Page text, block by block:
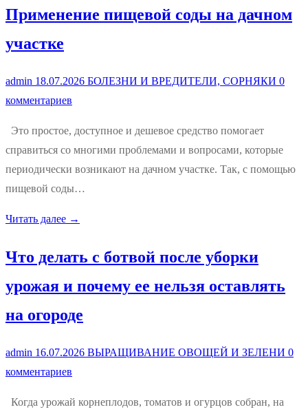
Применение пищевой соды на дачном
участке
admin 18.07.2026 БОЛЕЗНИ И ВРЕДИТЕЛИ, СОРНЯКИ 0
комментариев
Это простое, доступное и дешевое средство помогает
справиться со многими проблемами и вопросами, которые
периодически возникают на дачном участке. Так, с помощью
пищевой соды…
Читать далее →
Что делать с ботвой после уборки
урожая и почему ее нельзя оставлять
на огороде
admin 16.07.2026 ВЫРАЩИВАНИЕ ОВОЩЕЙ И ЗЕЛЕНИ 0
комментариев
Когда урожай корнеплодов, томатов и огурцов собран, на